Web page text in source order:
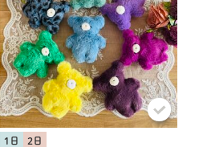
1日 2日